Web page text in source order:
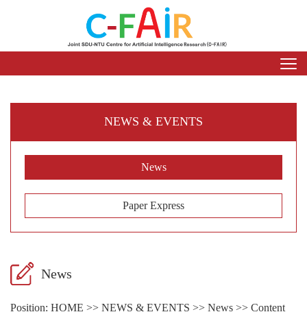
NEWS & EVENTS
News
Paper Express
News
Position: HOME >> NEWS & EVENTS >> News >> Content